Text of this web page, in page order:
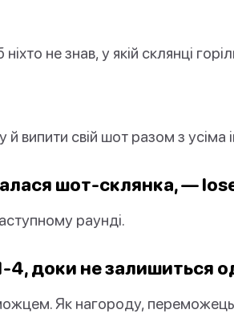
не знав, у якій склянці
випити свій шот разом з усіма
шот-склянка, —
раунді.
4, доки не залишиться
Як нагороду,